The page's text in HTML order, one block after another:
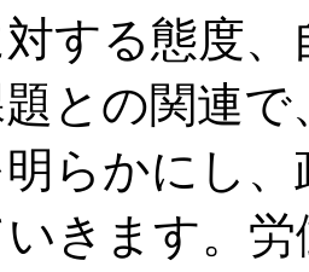
する態度
題との関連
らかにし
きます。